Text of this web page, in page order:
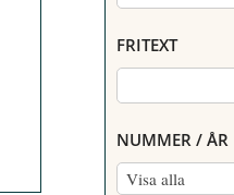
FRITEXT
NUMMER / ÅR
Visa alla
N